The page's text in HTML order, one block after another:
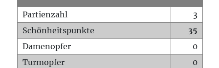
Partienzahl
3
Schönheitspunkte
35
Damenopfer
0
Turmopfer
0